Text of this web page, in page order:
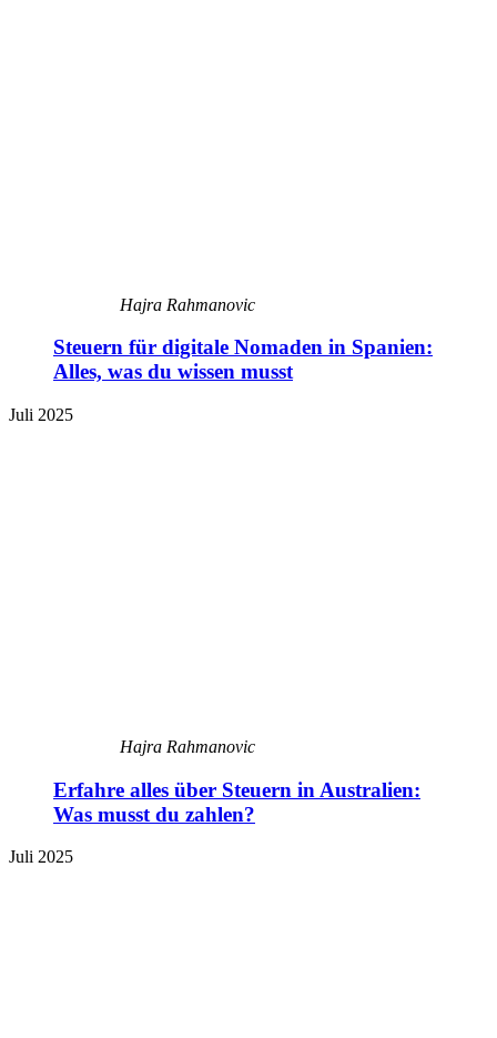
Hajra Rahmanovic
Steuern für digitale Nomaden in Spanien:
Alles, was du wissen musst
Juli 2025
Hajra Rahmanovic
Erfahre alles über Steuern in Australien:
Was musst du zahlen?
Juli 2025